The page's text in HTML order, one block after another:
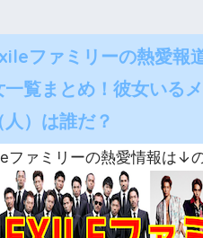
ファミリーの熱愛報
一覧まとめ！彼女いる
人）は誰だ？
ファミリーの熱愛情報は↓